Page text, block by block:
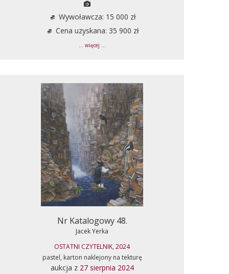
Wywoławcza: 15 000 zł
Cena uzyskana: 35 900 zł
... więcej ...
Nr Katalogowy 48.
Jacek Yerka
OSTATNI CZYTELNIK, 2024
pastel, karton naklejony na tekturę
aukcja z 27 sierpnia 2024